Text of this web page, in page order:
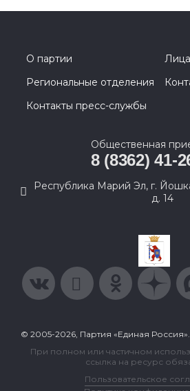
О партии
Региональные отделения
Контакты пресс-службы
Общественная
8 (8362) 41-
Республика Марий Эл, г.
д. 14
© 2005-2026, Партия «Единая
При полном или частичном
ссылка на ресурс
Пользовательское